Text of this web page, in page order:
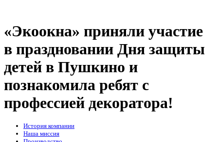
«Экоокна» приняли участие
в праздновании Дня защиты
детей в Пушкино и
познакомила ребят с
профессией декоратора!
История компании
Наша миссия